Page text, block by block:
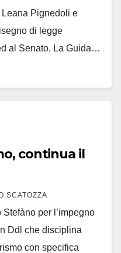
Pignedoli e
di legge
al Senato, La Guida…
continua il
SCATOZZA
per l’impegno
Ddl che disciplina
con specifica